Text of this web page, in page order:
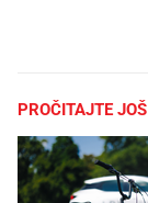
PROČITAJTE JOŠ